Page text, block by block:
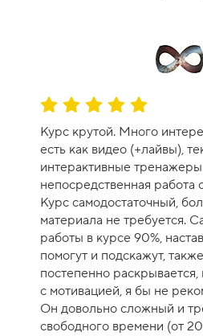
О
е
н
к
а
к
у
р
с
а
-
1
Курс крутой. Много
есть как видео (+лайвы),
интерактивные
непосредственная работа
Курс самодостаточный,
материала не требуется.
работы в курсе 90%,
помогут и подскажут,
постепенно
с мотивацией, я бы не
Он довольно сложный и
свободного времени (от